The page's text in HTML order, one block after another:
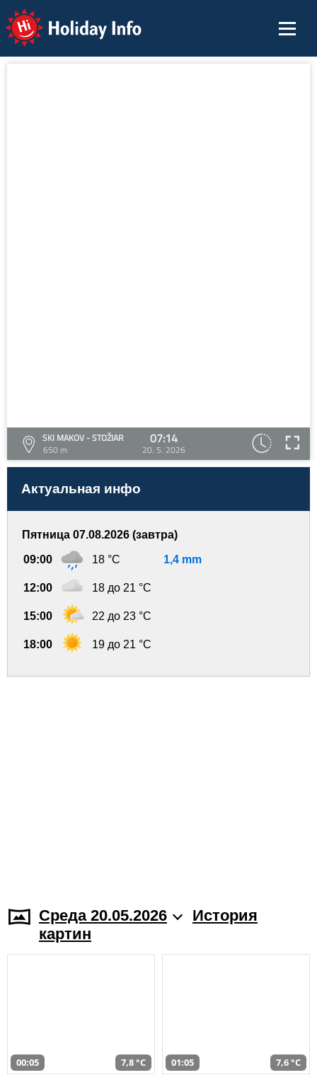
Holiday Info
SKI MAKOV - STOŽIAR
650 m
07:14
20. 5. 2026
Актуальная инфо
Пятница 07.08.2026 (завтра)
09:00 18 °C 1,4 mm
12:00 18 до 21 °C
15:00 22 до 23 °C
18:00 19 до 21 °C
Среда 20.05.2026
История
картин
00:05 7,8 °C 01:05 7,6 °C